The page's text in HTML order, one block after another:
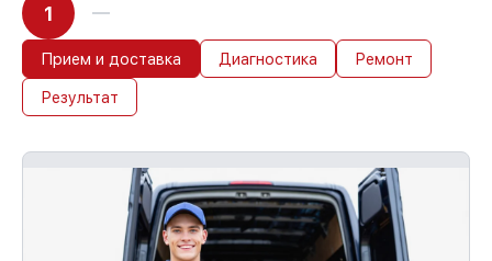
1
Прием и доставка Диагностика Ремонт
Результат